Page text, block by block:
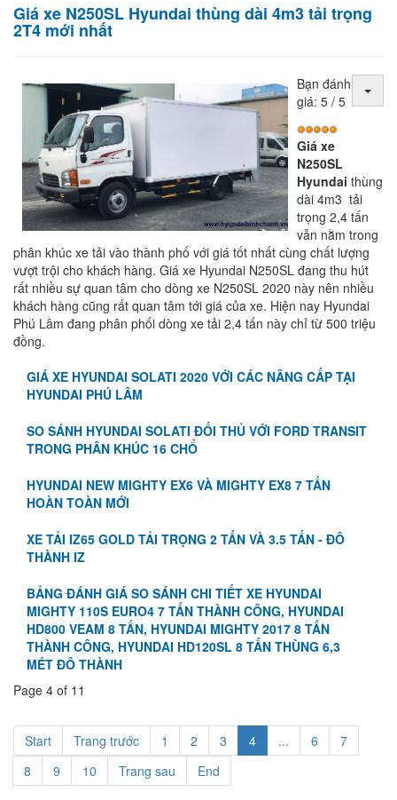
Giá xe N250SL Hyundai thùng dài 4m3 tải trọng
2T4 mới nhất
Bạn đánh
giá: 5 / 5
Giá xe
N250SL
Hyundai thùng
dài 4m3 tải
trọng 2,4 tấn
vẫn nằm trong
phân khúc xe tải vào thành phố với giá tốt nhất cùng chất lượng
vượt trội cho khách hàng. Giá xe Hyundai N250SL đang thu hút
rất nhiều sự quan tâm cho dòng xe N250SL 2020 này nên nhiều
khách hàng cũng rất quan tâm tới giá của xe. Hiện nay Hyundai
Phú Lâm đang phân phối dòng xe tải 2,4 tấn này chỉ từ 500 triệu
đồng.
GIÁ XE HYUNDAI SOLATI 2020 VỚI CÁC NÂNG CẤP TẠI
HYUNDAI PHÚ LÂM
SO SÁNH HYUNDAI SOLATI ĐỐI THỦ VỚI FORD TRANSIT
TRONG PHÂN KHÚC 16 CHỔ
HYUNDAI NEW MIGHTY EX6 VÀ MIGHTY EX8 7 TẤN
HOÀN TOÀN MỚI
XE TẢI IZ65 GOLD TẢI TRỌNG 2 TẤN VÀ 3.5 TẤN - ĐÔ
THÀNH IZ
BẢNG ĐÁNH GIÁ SO SÁNH CHI TIẾT XE HYUNDAI
MIGHTY 110S EURO4 7 TẤN THÀNH CÔNG, HYUNDAI
HD800 VEAM 8 TẤN, HYUNDAI MIGHTY 2017 8 TẤN
THÀNH CÔNG, HYUNDAI HD120SL 8 TẤN THÙNG 6,3
MÉT ĐÔ THÀNH
Page 4 of 11
Start Trang trước 1 2 3 4 ... 6
7
8
9 10 Trang sau End